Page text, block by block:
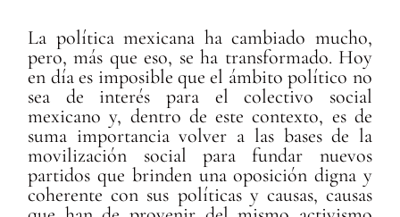
La política mexicana ha cambiado mucho,
pero, más que eso, se ha transformado. Hoy
en día es imposible que el ámbito político no
sea de interés para el colectivo social
mexicano y, dentro de este contexto, es de
suma importancia volver a las bases de la
movilización social para fundar nuevos
partidos que brinden una oposición digna y
coherente con sus políticas y causas, causas